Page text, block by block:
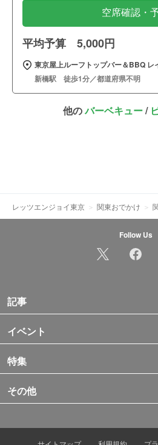
空席確認・
平均予算 5,000円
東京屋上ルーフトップバー＆BBQ レ
新橋駅 徒歩1分／都道府県不明
他のバーベキュー/
レッツエンジョイ東京 関東おでかけ
Follow Us
記事
イベント
特集
その他